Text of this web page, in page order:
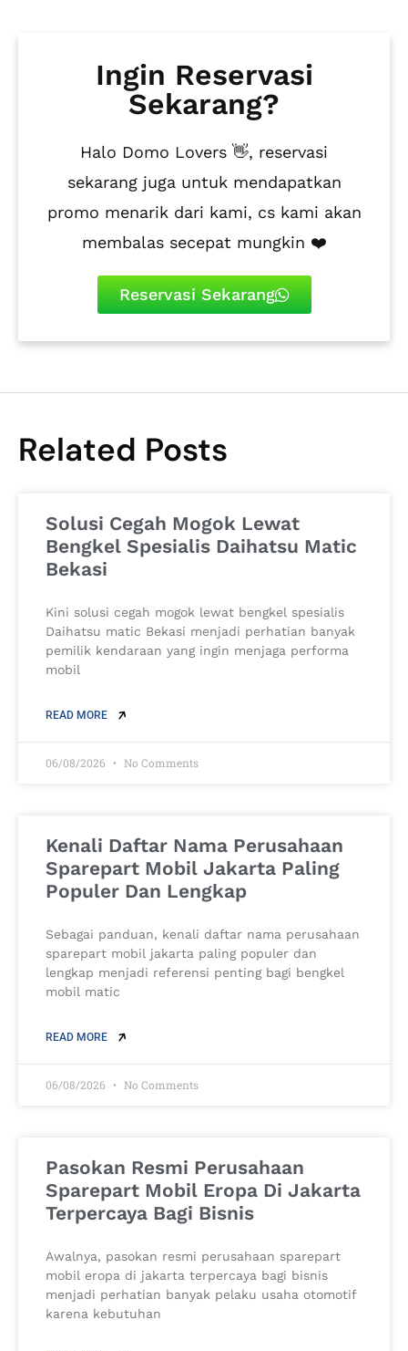
Ingin Reservasi
Sekarang?
Halo Domo Lovers 👋, reservasi
sekarang juga untuk mendapatkan
promo menarik dari kami, cs kami akan
membalas secepat mungkin ❤️
Reservasi Sekarang
Related Posts
Solusi Cegah Mogok Lewat
Bengkel Spesialis Daihatsu Matic
Bekasi
Kini solusi cegah mogok lewat bengkel spesialis
Daihatsu matic Bekasi menjadi perhatian banyak
pemilik kendaraan yang ingin menjaga performa
mobil
READ MORE
06/08/2026 No Comments
Kenali Daftar Nama Perusahaan
Sparepart Mobil Jakarta Paling
Populer Dan Lengkap
Sebagai panduan, kenali daftar nama perusahaan
sparepart mobil jakarta paling populer dan
lengkap menjadi referensi penting bagi bengkel
mobil matic
READ MORE
06/08/2026 No Comments
Pasokan Resmi Perusahaan
Sparepart Mobil Eropa Di Jakarta
Terpercaya Bagi Bisnis
Awalnya, pasokan resmi perusahaan sparepart
mobil eropa di jakarta terpercaya bagi bisnis
menjadi perhatian banyak pelaku usaha otomotif
karena kebutuhan